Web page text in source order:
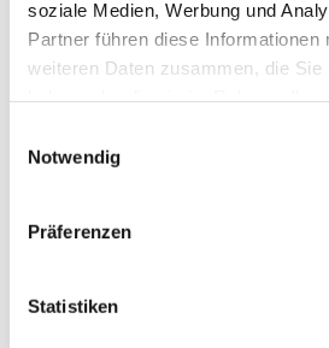
soziale Medien, Werbung und
Partner führen diese Informationen
weiteren Daten zusammen, die Sie
Notwendig
Präferenzen
Statistiken
Öffentliche
Literatur